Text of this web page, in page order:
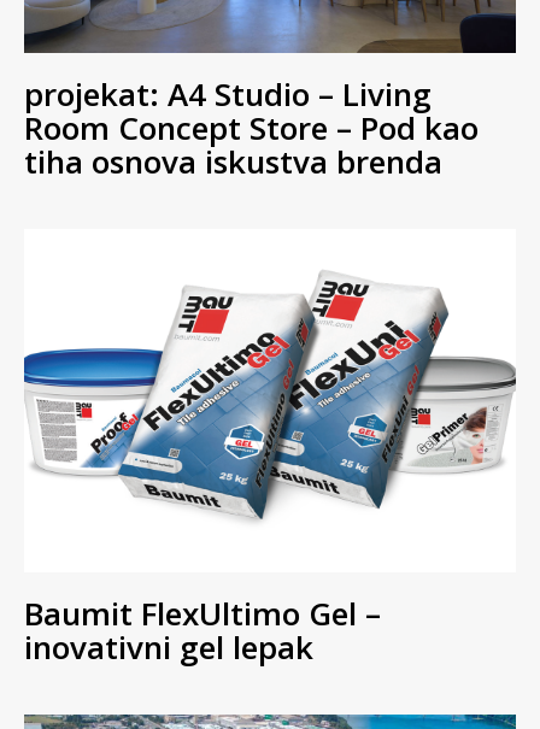
projekat: A4 Studio – Living
Room Concept Store – Pod kao
tiha osnova iskustva brenda
Baumit FlexUltimo Gel –
inovativni gel lepak